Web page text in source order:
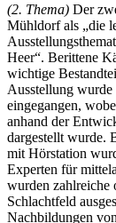
(2. Thema) Der
Mühldorf als „die
Heer“. Berittene
wichtige
Ausstellung
eingegangen,
anhand der
dargestellt wurde.
mit Hörstation
Experten für
wurden zahlreiche
Schlachtfeld
Nachbildungen